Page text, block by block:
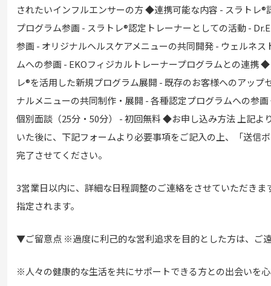
されたいインフルエンサーの方 ◆連携可能な内容 - スラトレ®
プログラム参画 - スラトレ®認定トレーナーとしての活動 -
参画 - オリジナルヘルスケアメニューの共同開発 - ウェルネ
ムへの参画 - EKOフィジカルトレーナープログラムとの連携
レ®を活用した新規プログラム展開 - 既存のお客様へのアップ
ナルメニューの共同制作・展開 - 各種認定プログラムへの参
個別面談（25分・50分） - 初回無料 ◆お申し込み方法 上記よ
いた後に、下記フォームより必要事項をご記入の上、「送信
完了させてください。
3営業日以内に、詳細な日程調整のご連絡をさせていただきま
指定されます。
▼ご留意点 ※過度に利己的な営利追求を目的とした方は、ご
※人々の健康的な生活を共にサポートできる方との出会いを